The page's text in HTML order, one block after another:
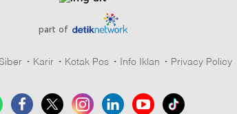
part of
Karir Kotak Pos Info Iklan Privacy Policy